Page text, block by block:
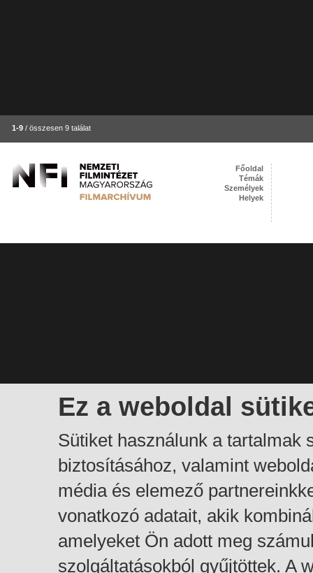
1-9 / összesen 9 találat
Ez a weboldal
Sütiket használunk a tartalmak
biztosításához, valamint
média és elemező
vonatkozó adatait, akik
amelyeket Ön adott meg
szolgáltatásokból gyűjtöttek. A
Főoldal
Témák
Személyek
Helyek